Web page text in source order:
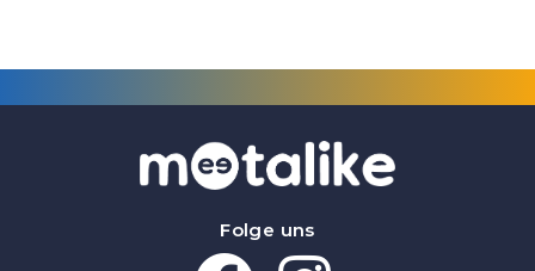
Folge uns